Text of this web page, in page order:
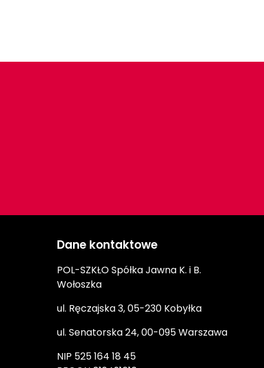
Dane kontaktowe
POL-SZKŁO Spółka Jawna K. i B.
Wołoszka
ul. Ręczajska 3, 05-230 Kobyłka
ul. Senatorska 24, 00-095 Warszawa
NIP 525 164 18 45